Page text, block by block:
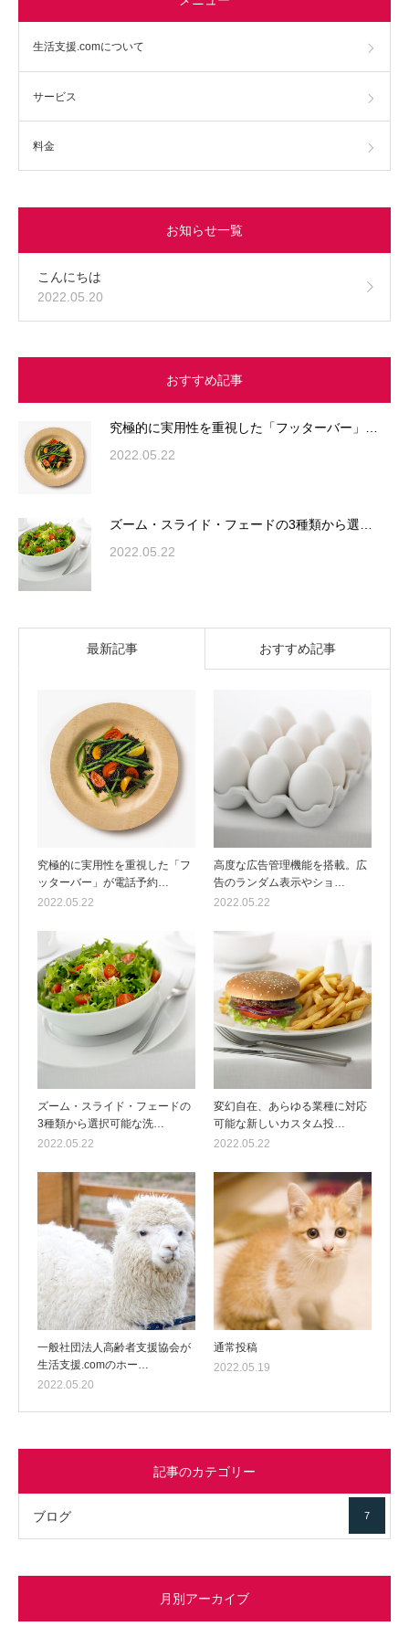
生活支援.comについて
サービス
料金
お知らせ一覧
こんにちは
2022.05.20
おすすめ記事
究極的に実用性を重視した「フッターバー」…
2022.05.22
ズーム・スライド・フェードの3種類から選…
2022.05.22
最新記事 おすすめ記事
究極的に実用性を重視した「フ
ッターバー」が電話予約…
2022.05.22
高度な広告管理機能を搭載。広
告のランダム表示やショ…
2022.05.22
ズーム・スライド・フェードの
3種類から選択可能な洗…
2022.05.22
変幻自在、あらゆる業種に対応
可能な新しいカスタム投…
2022.05.22
一般社団法人高齢者支援協会が
生活支援.comのホー…
2022.05.20
通常投稿
2022.05.19
記事のカテゴリー
ブログ 7
月別アーカイブ